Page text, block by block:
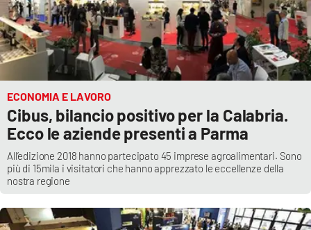
ECONOMIA E LAVORO
Cibus, bilancio positivo per la Calabria.
Ecco le aziende presenti a Parma
All’edizione 2018 hanno partecipato 45 imprese agroalimentari. Sono
più di 15mila i visitatori che hanno apprezzato le eccellenze della
nostra regione